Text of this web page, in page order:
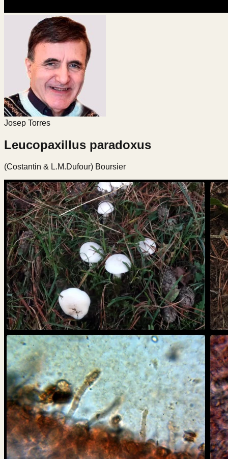
Josep Torres
Leucopaxillus paradoxus
(Costantin & L.M.Dufour) Boursier